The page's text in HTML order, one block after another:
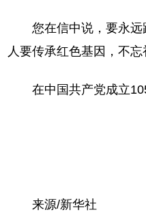
您在信中说，要永
人要传承红色基因，不
在中国共产党成立
来源/新华社